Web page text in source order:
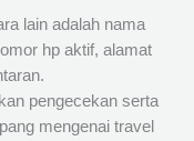
lain adalah nama
hp aktif, alamat
pengecekan serta
mengenai travel